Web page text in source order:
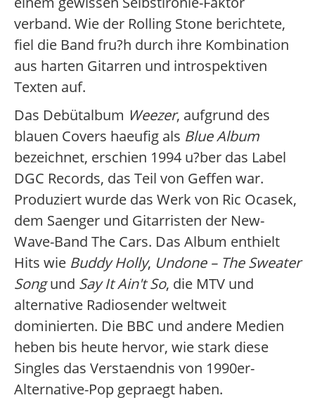
verband. Wie der Rolling Stone berichtete,
fiel die Band fru?h durch ihre Kombination
aus harten Gitarren und introspektiven
Texten auf.
Das Debütalbum Weezer, aufgrund des
blauen Covers haeufig als Blue Album
bezeichnet, erschien 1994 u?ber das Label
DGC Records, das Teil von Geffen war.
Produziert wurde das Werk von Ric Ocasek,
dem Saenger und Gitarristen der New-
Wave-Band The Cars. Das Album enthielt
Hits wie Buddy Holly, Undone – The Sweater
Songund Say It Ain't So, die MTV und
alternative Radiosender weltweit
dominierten. Die BBC und andere Medien
heben bis heute hervor, wie stark diese
Singles das Verstaendnis von 1990er-
Alternative-Pop gepraegt haben.